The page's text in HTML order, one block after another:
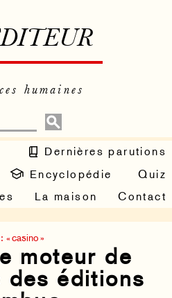
humaines
Dernières parutions
Encyclopédie
Quiz
La maison Contact
« casino »
moteur de
des éditions